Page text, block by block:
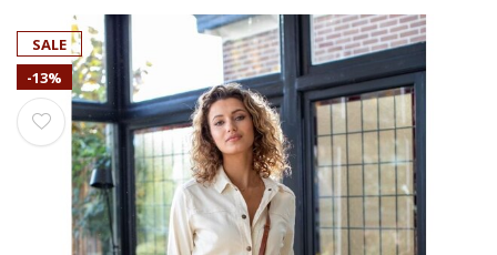
Wellicht zijn deze producten ook
interessant voor je?
-18% -10%
SALE
-13%